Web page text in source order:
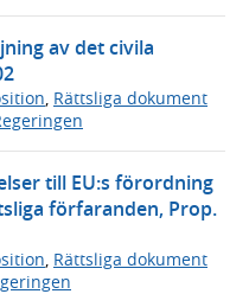
av det civila
, Rättsliga dokument
till EU:s förordning
förfaranden, Prop.
, Rättsliga dokument